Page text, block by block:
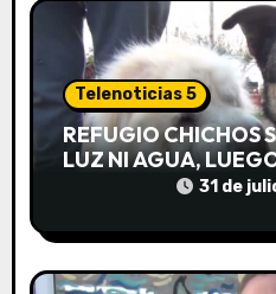
d
a
Telenoticias 5
REFUGIO CHICHOS
LUZ NI AGUA,
CORTARA EL31 de